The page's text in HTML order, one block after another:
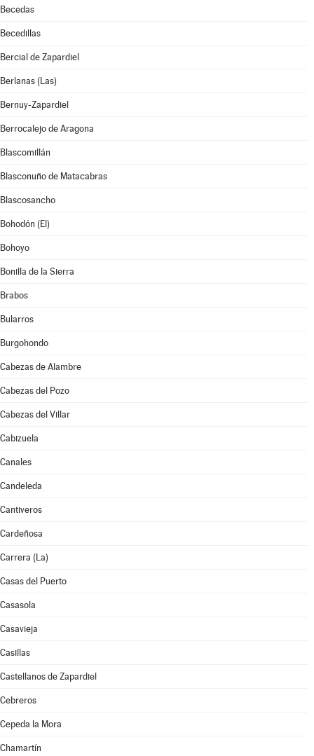
Becedas
Becedillas
Bercial de Zapardiel
Berlanas (Las)
Bernuy-Zapardiel
Berrocalejo de Aragona
Blascomillán
Blasconuño de Matacabras
Blascosancho
Bohodón (El)
Bohoyo
Bonilla de la Sierra
Brabos
Bularros
Burgohondo
Cabezas de Alambre
Cabezas del Pozo
Cabezas del Villar
Cabizuela
Canales
Candeleda
Cantiveros
Cardeñosa
Carrera (La)
Casas del Puerto
Casasola
Casavieja
Casillas
Castellanos de Zapardiel
Cebreros
Cepeda la Mora
Chamartín